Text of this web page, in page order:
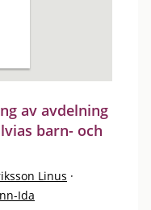
av avdelning
barn- och
Linus ·
Ida